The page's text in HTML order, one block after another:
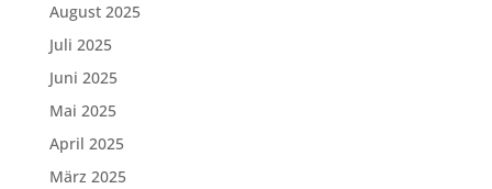
August 2025
Juli 2025
Juni 2025
Mai 2025
April 2025
März 2025